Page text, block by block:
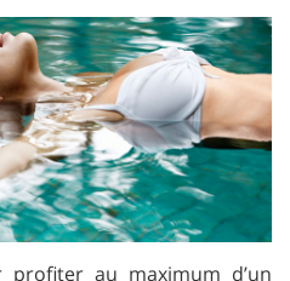
au maximum d’un